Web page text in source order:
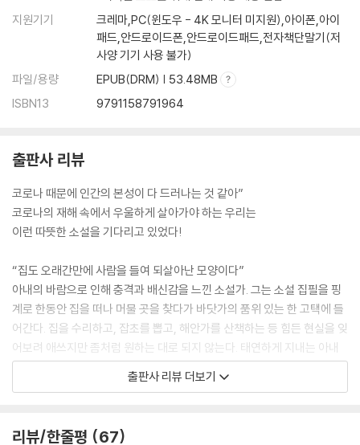
지원기기
크레마,PC(윈도우 - 4K 모니터 미지원),아이폰,아이
패드,안드로이드폰,안드로이드패드,전자책단말기(저
사양 기기 사용 불가)
파일/용량
EPUB(DRM) | 53.48MB
ISBN13
9791158791964
출판사 리뷰
코로나 때문에 인간의 본성이 다 드러나는 것 같아”
코로나의 재해 속에서 우울하게 살아가야 하는 우리는
이런 따뜻한 소설을 기다리고 있었다!
“집도 오래간만에 사람을 들여 되살아난 모양이다”
아내의 바람으로 인해 충격과 배신감을 느낀 소설가. 그는 소설 집필을 핑
계로 한동안 집을 떠나 머물 곳을 찾다가 바닷가의 품위 있는 한 고택에 들
어간다. 집을 수리하고, 잡초를 뽑고, 해안가를 산책하는 등 힘든 현실을 잊
어보려 애쓰지만 좀처럼 원하는 대로 되지 않는다. 태연하게 지내는 아내
에 대한 원망은 점점 커질 뿐, 이혼 생각에까지 이르며 괴로워하는 그는 우
연하게 현재 살고 있는 고택에 얽힌 이야기를 알게 된다.
출판사 리뷰 더보기
리뷰/한줄평 67